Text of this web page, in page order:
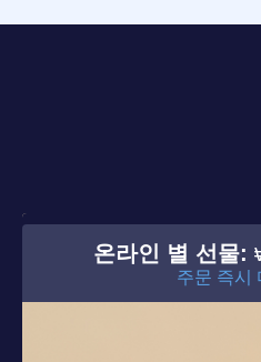
온라인 별 선물:
주문 즉시